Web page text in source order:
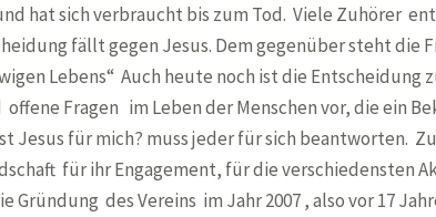
hat sich verbraucht bis zum Tod. Viele Zuhörer
fällt gegen Jesus. Dem gegenüber steht die
Lebens“ Auch heute noch ist die Entscheidung
Fragen im Leben der Menschen vor, die ein
Jesus für mich? muss jeder für sich beantworten.
für ihr Engagement, für die verschiedensten
des Vereins im Jahr 2007 , also vor 17